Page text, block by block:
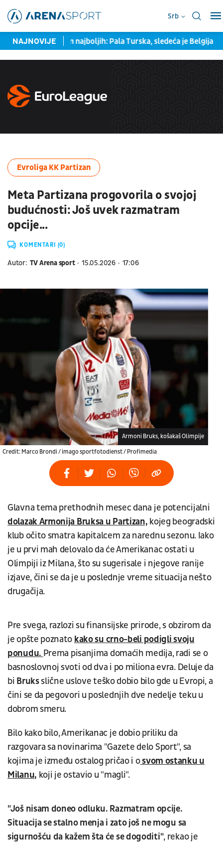
Srb
NAJNOVIJE
među osam najboljih: Pala Turska, sledeća je Belgija
Evroliga KK Partizan
Meta Partizana progovorila o svojoj
budućnosti: Još uvek razmatram
opcije...
KOMENTARI (0)
Autor: TV Arena sport 15.05.2026 17:06
Credit: Marco Brondi / imago sportfotodienst / Profimedia
Armoni Bruks, košakaš Olimpije
Glavna tema prethodnih mesec dana je potencijalni
dolazak Armonija Bruksa u Partizan, kojeg beogradski
klub očito smatra kapitalcem za narednu sezonu. Iako
je u prvi mah delovalo da će Amerikanac ostati u
Olimpiji iz Milana, što su sugerisale i njegove ranije
izjave, čini se da je u poslednje vreme situacija nešto
drugačija.
Pre svega, razlozi su finansijske prirode, s obzirom da
je opšte poznato kako su crno-beli podigli svoju
ponudu. Prema pisanjima domaćih medija, radi se o
basnoslovnoj svoti od dva i po miliona evra. Deluje da
bi Bruksslične uslove teško dobio bilo gde u Evropi, a
čini se da pegovori u poslednjih dve nedelje teku u
dobrom smeru.
Bilo kako bilo, Amerikanac je dobio priliku da
razgovara sa novinarima "Gazete delo Sport", sa
kojima je između ostalog pričao i osvom ostanku u
Milanu, koji je ostavio u "magli".
"Još nisam doneo odluku. Razmatram opcije.
Situacija se stalno menja i zato još ne mogu sa
sigurnošću da kažem šta će se dogoditi", rekao je